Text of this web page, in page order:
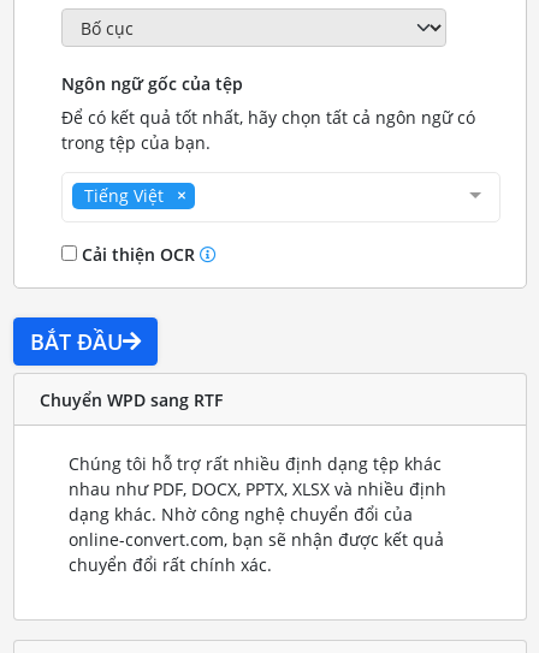
Ngôn ngữ gốc của tệp
Để có kết quả tốt nhất, hãy chọn tất cả ngôn ngữ có
trong tệp của bạn.
Tiếng Việt
Cải thiện OCR
BẮT ĐẦU
Chuyển WPD sang RTF
Chúng tôi hỗ trợ rất nhiều định dạng tệp khác
nhau như PDF, DOCX, PPTX, XLSX và nhiều định
dạng khác. Nhờ công nghệ chuyển đổi của
online-convert.com, bạn sẽ nhận được kết quả
chuyển đổi rất chính xác.